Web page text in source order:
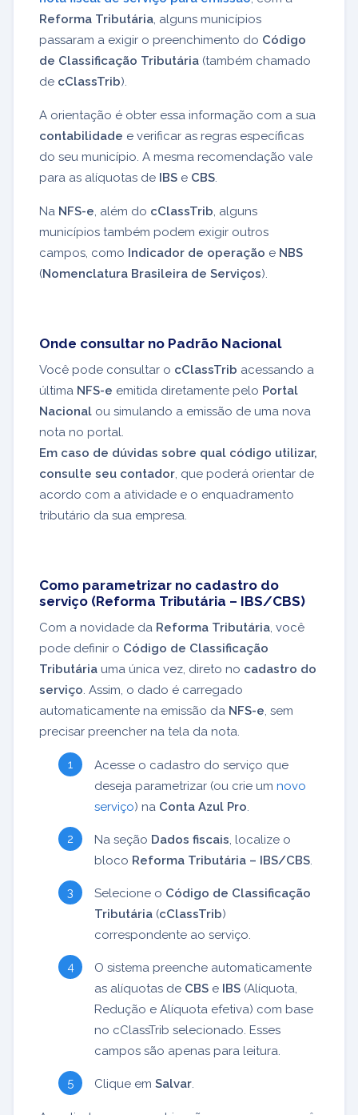
Reforma Tributária, alguns municípios
passaram a exigir o preenchimento do Código
de Classificação Tributária (também chamado
de cClassTrib).
A orientação é obter essa informação com a sua
contabilidade e verificar as regras específicas
do seu município. A mesma recomendação vale
para as alíquotas de IBS e CBS.
Na NFS-e, além do cClassTrib, alguns
municípios também podem exigir outros
campos, como Indicador de operação e NBS
(Nomenclatura Brasileira de Serviços).
Onde consultar no Padrão Nacional
Você pode consultar o cClassTrib acessando a
última NFS-e emitida diretamente pelo Portal
Nacional ou simulando a emissão de uma nova
nota no portal.
Em caso de dúvidas sobre qual código utilizar,
consulte seu contador, que poderá orientar de
acordo com a atividade e o enquadramento
tributário da sua empresa.
Como parametrizar no cadastro do
serviço (Reforma Tributária – IBS/CBS)
Com a novidade da Reforma Tributária, você
pode definir o Código de Classificação
Tributária uma única vez, direto no cadastro do
serviço. Assim, o dado é carregado
automaticamente na emissão da NFS-e, sem
precisar preencher na tela da nota.
Acesse o cadastro do serviço que
deseja parametrizar (ou crie um novo
serviço) na Conta Azul Pro.
Na seção Dados fiscais, localize o
bloco Reforma Tributária – IBS/CBS.
Selecione o Código de Classificação
Tributária (cClassTrib)
correspondente ao serviço.
O sistema preenche automaticamente
as alíquotas de CBS e IBS (Alíquota,
Redução e Alíquota efetiva) com base
no cClassTrib selecionado. Esses
campos são apenas para leitura.
Clique em Salvar.